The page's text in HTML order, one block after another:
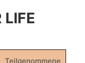
LIFE
Teilgenommene